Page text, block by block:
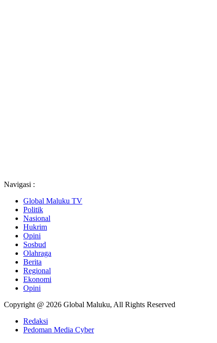
Navigasi :
Global Maluku TV
Politik
Nasional
Hukrim
Opini
Sosbud
Olahraga
Berita
Regional
Ekonomi
Opini
Copyright @ 2026 Global Maluku, All Rights Reserved
Redaksi
Pedoman Media Cyber